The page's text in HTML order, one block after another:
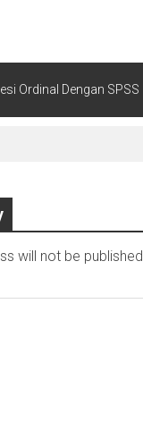
Ordinal Dengan SPSS
will not be published.